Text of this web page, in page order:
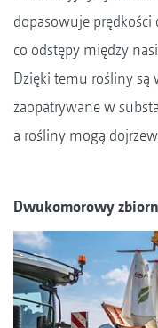
dopasowuje prędkości
co odstępy między
Dzięki temu rośliny są
zaopatrywane w
a rośliny mogą
Dwukomorowy